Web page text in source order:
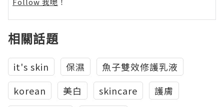
相關話題
it's skin 保濕
魚子雙效修護乳液
korean
美白 skincare
護膚